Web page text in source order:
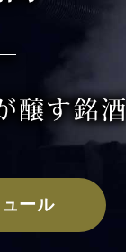
ール